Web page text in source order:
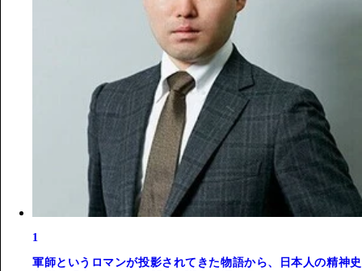
1
軍師というロマンが投影されてきた物語から、日本人の精神史